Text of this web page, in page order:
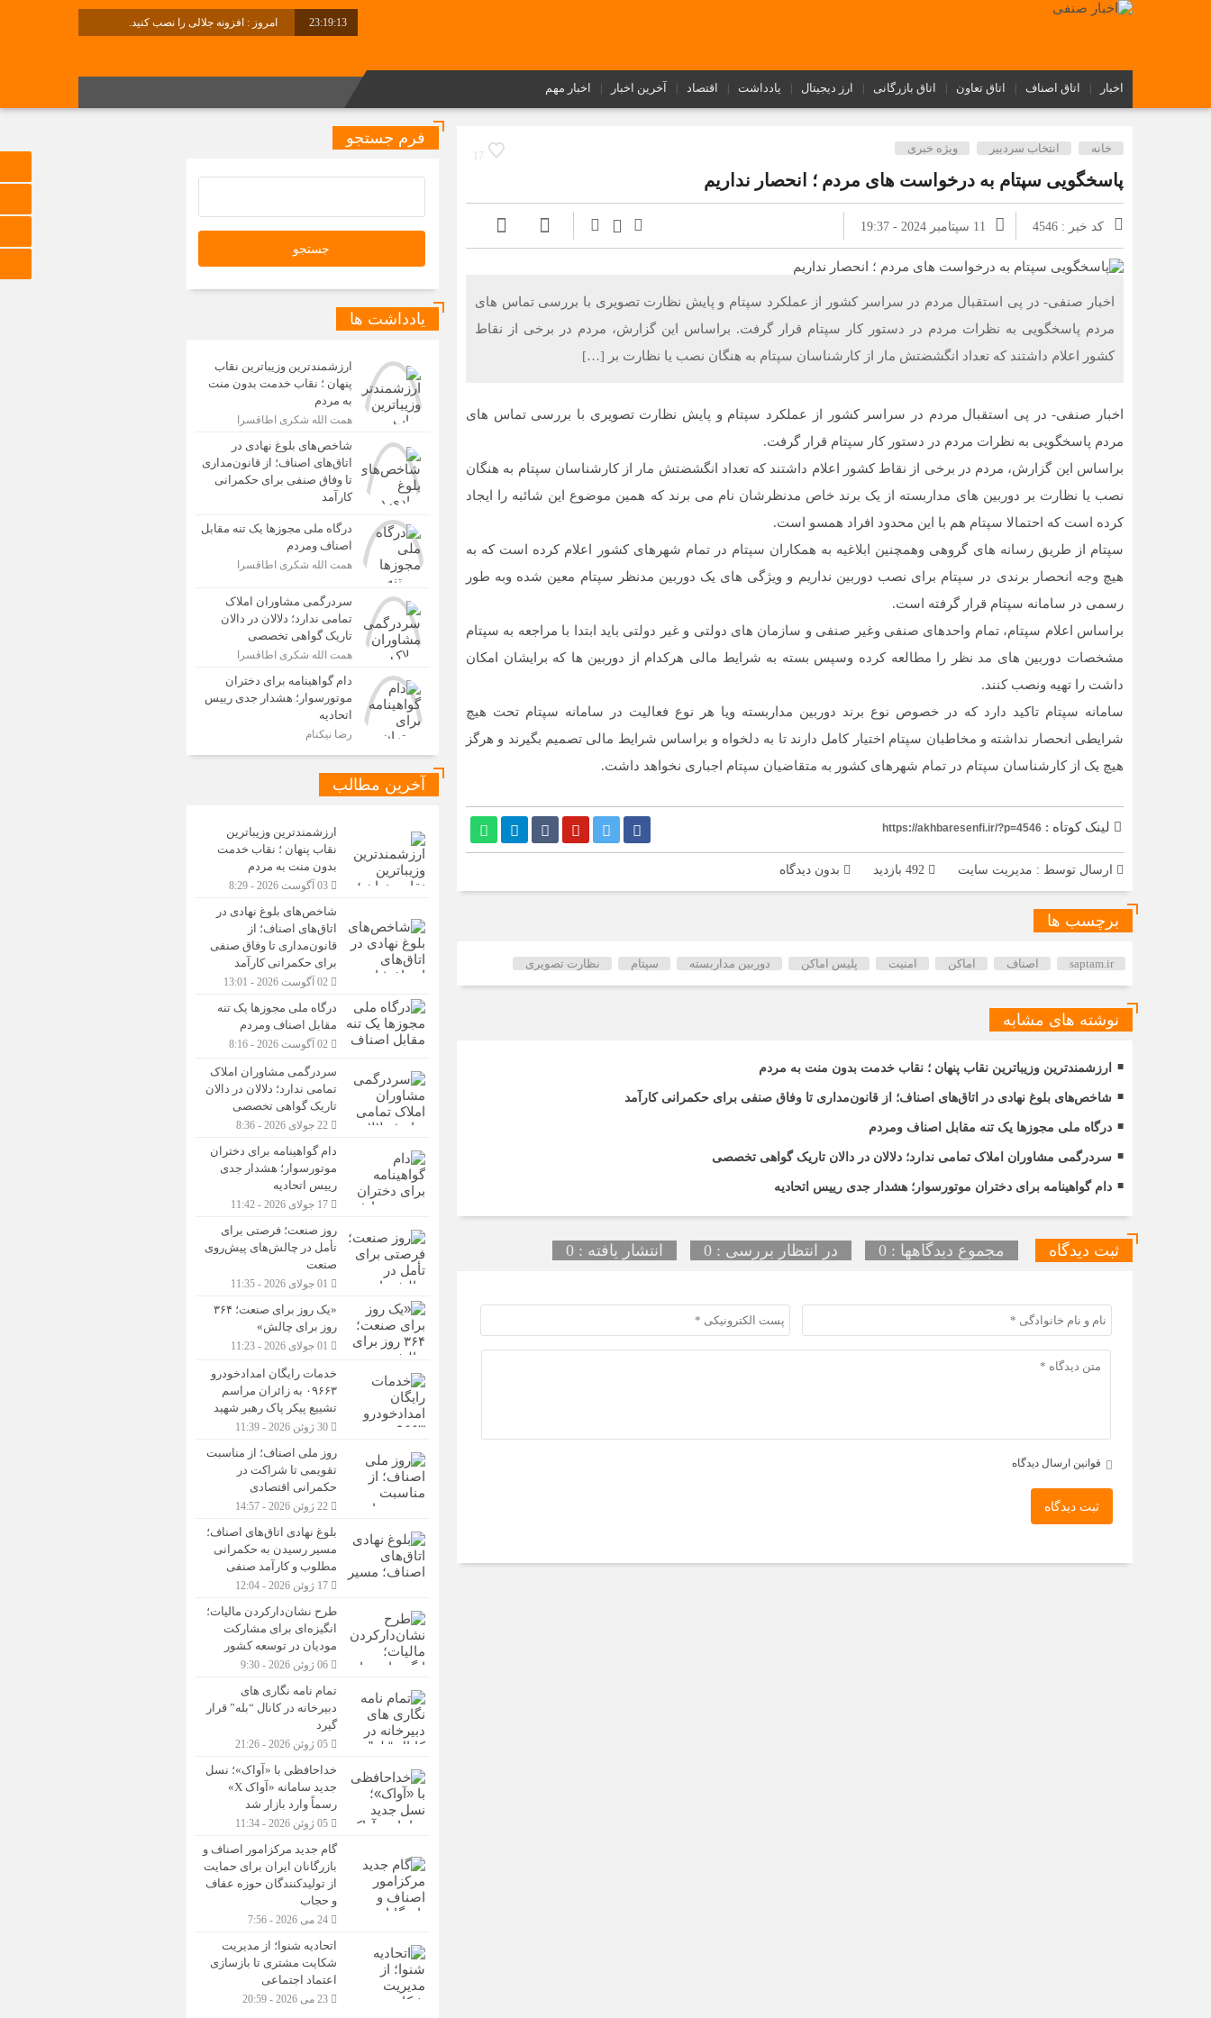
23:19:14 امروز : افزونه جلالی را نصب کنید.
اخبار اتاق اصناف اتاق تعاون اتاق بازرگانی ارز دیجیتال یادداشت اقتصاد آخرین اخبار اخبار مهم
17
خانه انتخاب سردبیر ویژه خبری
پاسخگویی سپتام به درخواست های مردم ؛ انحصار نداریم
کد خبر : 4546 11 سپتامبر 2024 - 19:37
اخبار صنفی- در پی استقبال مردم در سراسر کشور از عملکرد سپتام و پایش نظارت تصویری با بررسی تماس های
مردم پاسخگویی به نظرات مردم در دستور کار سپتام قرار گرفت. براساس این گزارش، مردم در برخی از نقاط
کشور اعلام داشتند که تعداد انگشضتش مار از کارشناسان سپتام به هنگان نصب یا نظارت بر […]
اخبار صنفی- در پی استقبال مردم در سراسر کشور از عملکرد سپتام و پایش نظارت تصویری با بررسی تماس های
مردم پاسخگویی به نظرات مردم در دستور کار سپتام قرار گرفت.
براساس این گزارش، مردم در برخی از نقاط کشور اعلام داشتند که تعداد انگشضتش مار از کارشناسان سپتام به هنگان
نصب یا نظارت بر دوربین های مداربسته از یک برند خاص مدنظرشان نام می برند که همین موضوع این شائبه را ایجاد
کرده است که احتمالا سپتام هم با این محدود افراد همسو است.
سپتام از طریق رسانه های گروهی وهمچنین ابلاغیه به همکاران سپتام در تمام شهرهای کشور اعلام کرده است که به
هیچ وجه انحصار برندی در سپتام برای نصب دوربین نداریم و ویژگی های یک دوربین مدنظر سپتام معین شده وبه طور
رسمی در سامانه سپتام قرار گرفته است.
براساس اعلام سپتام، تمام واحدهای صنفی وغیر صنفی و سازمان های دولتی و غیر دولتی باید ابتدا با مراجعه به سپتام
مشخصات دوربین های مد نظر را مطالعه کرده وسپس بسته به شرایط مالی هرکدام از دوربین ها که برایشان امکان
داشت را تهیه ونصب کنند.
سامانه سپتام تاکید دارد که در خصوص نوع برند دوربین مداربسته ویا هر نوع فعالیت در سامانه سپتام تحت هیچ
شرایطی انحصار نداشته و مخاطبان سپتام اختیار کامل دارند تا به دلخواه و براساس شرایط مالی تصمیم بگیرند و هرگز
هیچ یک از کارشناسان سپتام در تمام شهرهای کشور به متقاضیان سپتام اجباری نخواهد داشت.
لینک کوتاه : https://akhbaresenfi.ir/?p=4546
ارسال توسط : مدیریت سایت بدون دیدگاه
برچسب ها
saptam.ir اصناف اماکن امنیت پلیس اماکن دوربین مداربسته سپتام نظارت تصویری
نوشته های مشابه
ارزشمندترین وزیباترین نقاب پنهان ؛ نقاب خدمت بدون منت به مردم
شاخص‌های بلوغ نهادی در اتاق‌های اصناف؛ از قانون‌مداری تا وفاق صنفی برای حکمرانی کارآمد
درگاه ملی مجوزها یک تنه مقابل اصناف ومردم
سردرگمی مشاوران املاک تمامی ندارد؛ دلالان در دالان تاریک گواهی تخصصی
دام گواهینامه برای دختران موتورسوار؛ هشدار جدی رییس اتحادیه
ثبت دیدگاه مجموع دیدگاهها : 0 در انتظار بررسی : 0 انتشار یافته : 0
قوانین ارسال دیدگاه
ثبت دیدگاه
فرم جستجو
یادداشت ها
ارزشمندترین وزیباترین نقاب
پنهان ؛ نقاب خدمت بدون منت
به مردم
همت الله شکری اطاقسرا
شاخص‌های بلوغ نهادی در
اتاق‌های اصناف؛ از قانون‌مداری
تا وفاق صنفی برای حکمرانی
کارآمد
درگاه ملی مجوزها یک تنه مقابل
اصناف ومردم
همت الله شکری اطاقسرا
سردرگمی مشاوران املاک
تمامی ندارد؛ دلالان در دالان
تاریک گواهی تخصصی
همت الله شکری اطاقسرا
دام گواهینامه برای دختران
موتورسوار؛ هشدار جدی رییس
اتحادیه
رضا نیکنام
آخرین مطالب
ارزشمندترین وزیباترین
نقاب پنهان ؛ نقاب خدمت
بدون منت به مردم
شاخص‌های بلوغ نهادی در
اتاق‌های اصناف؛ از
قانون‌مداری تا وفاق صنفی
برای حکمرانی کارآمد
درگاه ملی مجوزها یک تنه
مقابل اصناف ومردم
سردرگمی مشاوران املاک
تمامی ندارد؛ دلالان در دالان
تاریک گواهی تخصصی
دام گواهینامه برای دختران
موتورسوار؛ هشدار جدی
رییس اتحادیه
روز صنعت؛ فرصتی برای
تأمل در چالش‌های پیش‌روی
صنعت
«یک روز برای صنعت؛ ۳۶۴
روز برای چالش»
خدمات رایگان امدادخودرو
۰۹۶۶۳ به زائران مراسم
تشییع پیکر پاک رهبر شهید
روز ملی اصناف؛ از مناسبت
تقویمی تا شراکت در
حکمرانی اقتصادی
بلوغ نهادی اتاق‌های اصناف؛
مسیر رسیدن به حکمرانی
مطلوب و کارآمد صنفی
طرح نشان‌دارکردن مالیات؛
انگیزه‌ای برای مشارکت
مودیان در توسعه کشور
تمام نامه نگاری های
دبیرخانه در کانال “بله” قرار
گیرد
خداحافظی با «آواک»؛ نسل
جدید سامانه «آواک X»
رسماً وارد بازار شد
گام جدید مرکزامور اصناف و
بازرگانان ایران برای حمایت
از تولیدکنندگان حوزه عفاف
و حجاب
اتحادیه شنوا؛ از مدیریت
شکایت مشتری تا بازسازی
اعتماد اجتماعی ‌